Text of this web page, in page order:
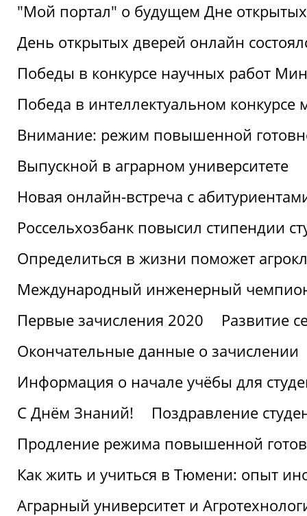
"Мой портал" о будущем Дне
День открытых дверей онлайн
Победы в конкурсе научных работ
Победа в интеллектуальном конкурсе
Внимание: режим повышенной
Выпускной в аграрном университете
Новая онлайн-встреча с
Россельхозбанк повысил стипендии
Определиться в жизни поможет
Международный инженерный
Первые зачисления 2020
Развитие
Окончательные данные о зачислении
Информация о начале учёбы для
С Днём Знаний!
Поздравление
Продление режима повышенной
Как жить и учиться в Тюмени: опыт
Аграрный университет и